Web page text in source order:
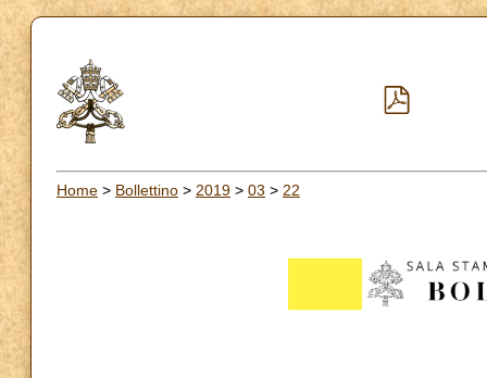
Home > Bollettino > 2019 > 03 > 22